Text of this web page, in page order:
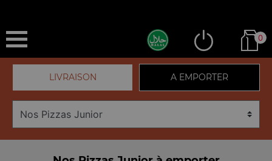
0
LIVRAISON A EMPORTER